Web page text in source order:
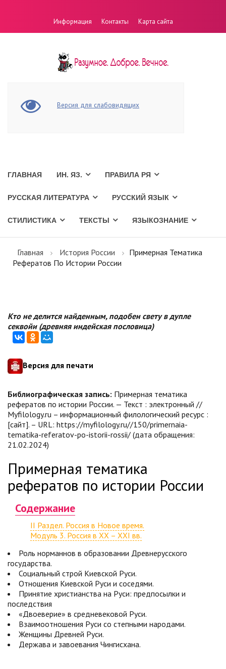
Информация Контакты Карта сайта
Версия для слабовидящих
ГЛАВНАЯ ИН. ЯЗ. ПРАВИЛА РЯ
РУССКАЯ ЛИТЕРАТУРА РУССКИЙ ЯЗЫК
СТИЛИСТИКА ТЕКСТЫ ЯЗЫКОЗНАНИЕ
Главная История России
Примерная Тематика
Рефератов По Истории России
Кто не делится найденным, подобен свету в дупле
секвойи (древняя индейская пословица)
Версия для печати
Библиографическая запись: Примерная тематика
рефератов по истории России. — Текст : электронный //
Myfilology.ru – информационный филологический ресурс :
[сайт]. – URL: https://myfilology.ru//150/primernaia-
tematika-referatov-po-istorii-rossii/ (дата обращения:
21.02.2024)
Примерная тематика
рефератов по истории России
Содержание
II Раздел. Россия в Новое время.
Модуль 3. Россия в XX – XXI вв.
Роль норманнов в образовании Древнерусского
государства.
Социальный строй Киевской Руси.
Отношения Киевской Руси и соседями.
Принятие христианства на Руси: предпосылки и
последствия
«Двоеверие» в средневековой Руси.
Взаимоотношения Руси со степными народами.
Женщины Древней Руси.
Держава и завоевания Чингисхана.